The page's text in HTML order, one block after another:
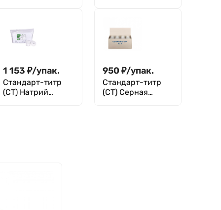
56278322-2008
2642-001-
33813273-97
1 153 ₽/упак.
Стандарт-титр
(СТ) Натрий
950 ₽/упак.
Стандарт-титр
(СТ) Серная